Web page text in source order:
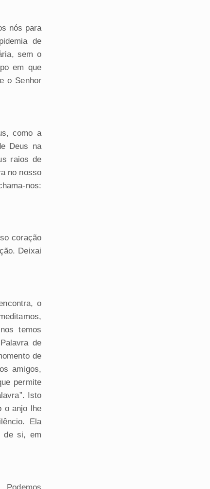
nós para
de
sem o
em que
o Senhor
como a
Deus na
raios de
no nosso
nos:
coração
Deixai
o
temos
de
de
amigos,
permite
Isto
o anjo lhe
Ela
de si, em